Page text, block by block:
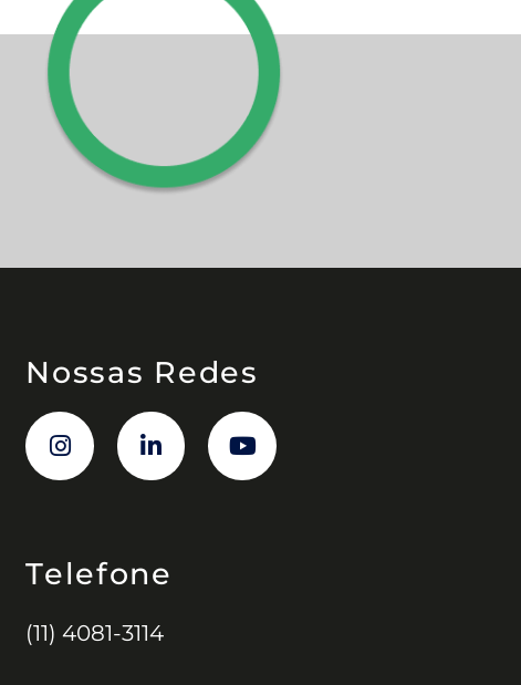
Nossas Redes
Telefone
(11) 4081-3114